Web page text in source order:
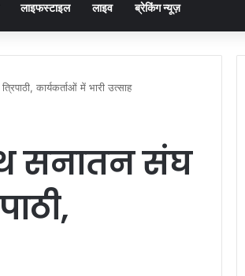
लाइफस्टाइल लाइव ब्रेकिंग न्यूज़
कार्यकर्ताओं में भारी उत्साह
सनातन संघ